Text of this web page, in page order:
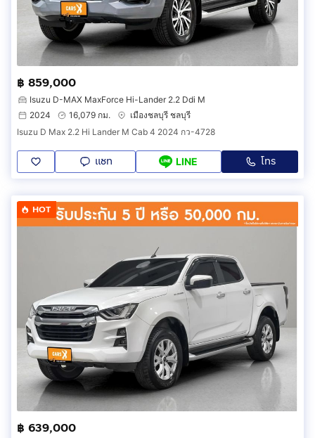
฿ 859,000
Isuzu D-MAX MaxForce Hi-Lander 2.2 Ddi M
2024
16,079 กม.
เมืองชลบุรี ชลบุรี
Isuzu D Max 2.2 Hi Lander M Cab 4 2024 กว-4728
แชท LINE โทร
HOT
฿ 639,000